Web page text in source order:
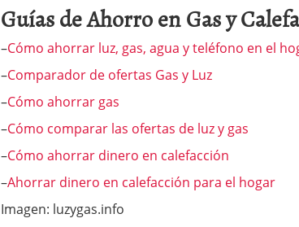
Guías de Ahorro en Gas y
–Cómo ahorrar luz, gas, agua y teléfono en el
–Comparador de ofertas Gas y Luz
–Cómo ahorrar gas
–Cómo comparar las ofertas de luz y gas
–Cómo ahorrar dinero en calefacción
–Ahorrar dinero en calefacción para el hogar
Imagen: luzygas.info